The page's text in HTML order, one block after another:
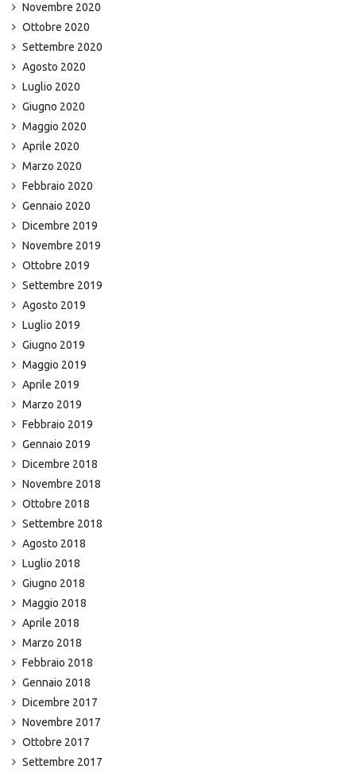
Novembre 2020
Ottobre 2020
Settembre 2020
Agosto 2020
Luglio 2020
Giugno 2020
Maggio 2020
Aprile 2020
Marzo 2020
Febbraio 2020
Gennaio 2020
Dicembre 2019
Novembre 2019
Ottobre 2019
Settembre 2019
Agosto 2019
Luglio 2019
Giugno 2019
Maggio 2019
Aprile 2019
Marzo 2019
Febbraio 2019
Gennaio 2019
Dicembre 2018
Novembre 2018
Ottobre 2018
Settembre 2018
Agosto 2018
Luglio 2018
Giugno 2018
Maggio 2018
Aprile 2018
Marzo 2018
Febbraio 2018
Gennaio 2018
Dicembre 2017
Novembre 2017
Ottobre 2017
Settembre 2017